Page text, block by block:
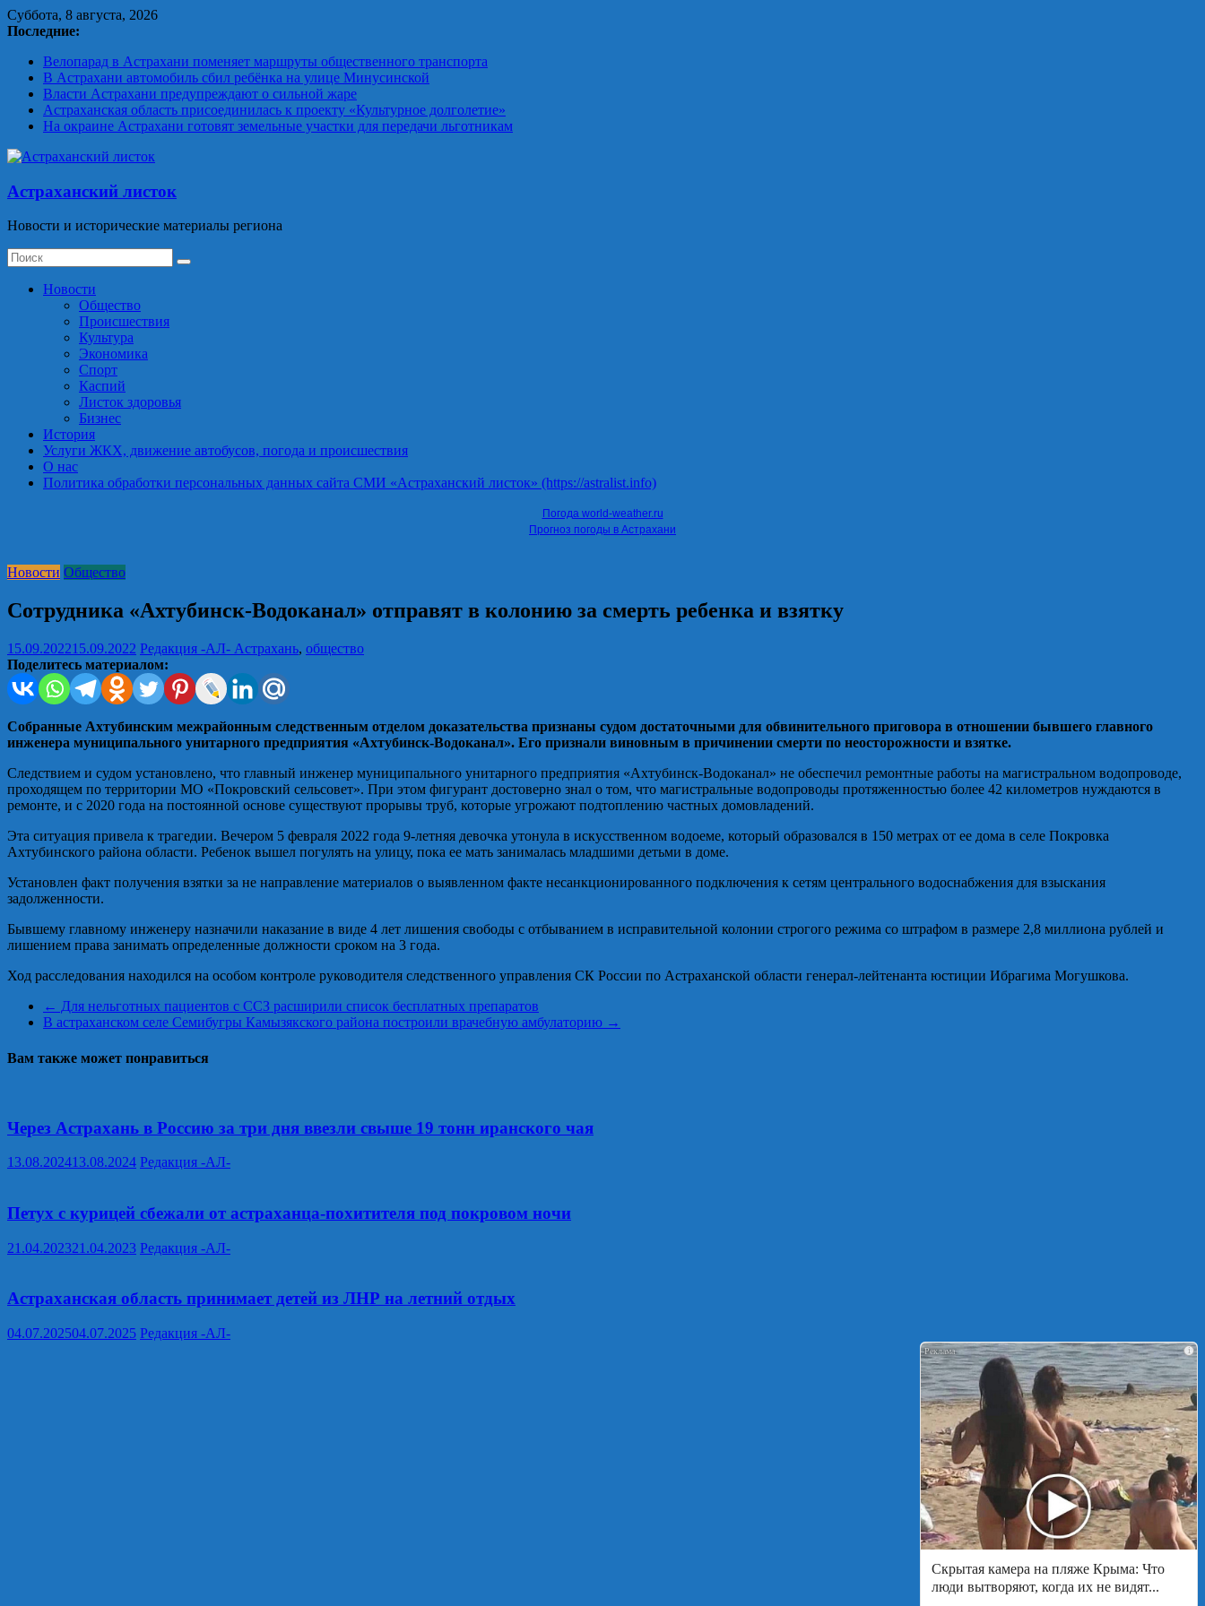
Skip
to
Суббота, 8 августа, 2026
Последние:
Велопарад в Астрахани поменяет маршруты общественного транспорта
В Астрахани автомобиль сбил ребёнка на улице Минусинской
Власти Астрахани предупреждают о сильной жаре
Астраханская область присоединилась к проекту «Культурное долголетие»
На окраине Астрахани готовят земельные участки для передачи льготникам
Астраханский листок
Новости и исторические материалы региона
Новости
Общество
Происшествия
Культура
Экономика
Спорт
Каспий
Листок здоровья
Бизнес
История
Услуги ЖКХ, движение автобусов, погода и происшествия
О нас
Политика обработки персональных данных сайта СМИ «Астраханский листок» (https://astralist.info)
Погода world-weather.ru
Прогноз погоды в Астрахани
Новости Общество
Сотрудника «Ахтубинск-Водоканал» отправят в колонию за смерть ребенка и взятку
15.09.202215.09.2022 Редакция -АЛ- Астрахань, общество
Поделитесь материалом:
Собранные Ахтубинским межрайонным следственным отделом доказательства признаны судом достаточными для обвинительного приговора в отношении бывшего главного
инженера муниципального унитарного предприятия «Ахтубинск-Водоканал». Его признали виновным в причинении смерти по неосторожности и взятке.
Следствием и судом установлено, что главный инженер муниципального унитарного предприятия «Ахтубинск-Водоканал» не обеспечил ремонтные работы на магистральном водопроводе,
проходящем по территории МО «Покровский сельсовет». При этом фигурант достоверно знал о том, что магистральные водопроводы протяженностью более 42 километров нуждаются в
ремонте, и с 2020 года на постоянной основе существуют прорывы труб, которые угрожают подтоплению частных домовладений.
Эта ситуация привела к трагедии. Вечером 5 февраля 2022 года 9-летняя девочка утонула в искусственном водоеме, который образовался в 150 метрах от ее дома в селе Покровка
Ахтубинского района области. Ребенок вышел погулять на улицу, пока ее мать занималась младшими детьми в доме.
Установлен факт получения взятки за не направление материалов о выявленном факте несанкционированного подключения к сетям центрального водоснабжения для взыскания
задолженности.
Бывшему главному инженеру назначили наказание в виде 4 лет лишения свободы с отбыванием в исправительной колонии строгого режима со штрафом в размере 2,8 миллиона рублей и
лишением права занимать определенные должности сроком на 3 года.
Ход расследования находился на особом контроле руководителя следственного управления СК России по Астраханской области генерал-лейтенанта юстиции Ибрагима Могушкова.
← Для нельготных пациентов с ССЗ расширили список бесплатных препаратов
В астраханском селе Семибугры Камызякского района построили врачебную амбулаторию →
Вам также может понравиться
Через Астрахань в Россию за три дня ввезли свыше 19 тонн иранского чая
13.08.202413.08.2024 Редакция -АЛ-
Петух с курицей сбежали от астраханца-похитителя под покровом ночи
21.04.202321.04.2023 Редакция -АЛ-
Астраханская область принимает детей из ЛНР на летний отдых
04.07.202504.07.2025 Редакция -АЛ-
i
Скрытая камера на пляже Крыма: Что
люди вытворяют, когда их не видят...